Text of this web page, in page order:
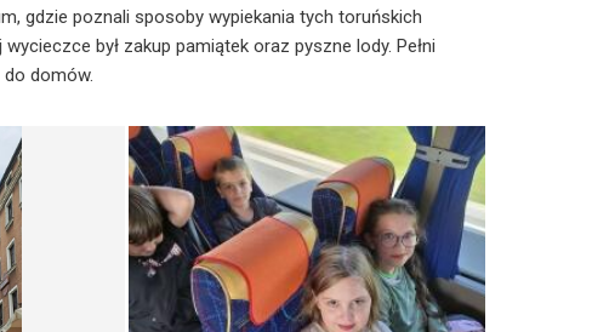
gdzie poznali sposoby wypiekania tych toruńskich
był zakup pamiątek oraz pyszne lody. Pełni
domów.